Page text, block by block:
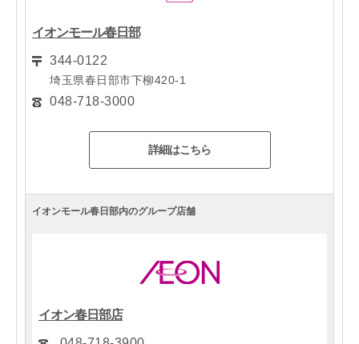
イオンモール春日部
344-0122
埼玉県春日部市下柳420-1
048-718-3000
詳細はこちら
イオンモール春日部内のグループ店舗
イオン春日部店